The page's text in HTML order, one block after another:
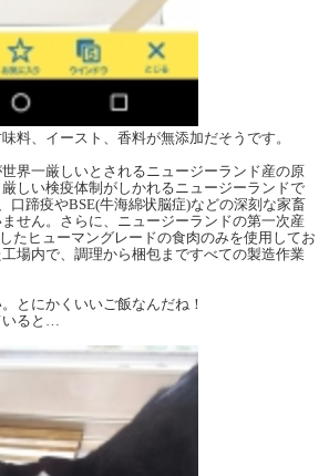
料、イースト、香料が無添加だそうです。
界一厳しいとされるニュージーランド産の原
しい検疫体制がしかれるニュージーランドで
口蹄疫やBSE(牛海綿状脳症)などの深刻な家畜
せん。さらに、ニュージーランドの第一次産
たヒューマングレードの食肉のみを使用してお
場内で、調理から梱包まですべての製造作業
とにかくいいご飯なんだね！
いると…